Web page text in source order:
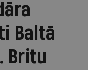
Baltā
Britu